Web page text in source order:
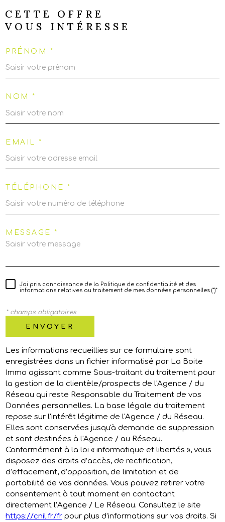
CETTE OFFRE
VOUS INTÉRESSE
PRÉNOM *
NOM *
EMAIL *
TÉLÉPHONE *
MESSAGE *
J'ai pris connaissance de la Politique de confidentialité et des
informations relatives au traitement de mes données personnelles (*)*
* champs obligatoires
ENVOYER
Les informations recueillies sur ce formulaire sont
enregistrées dans un fichier informatisé par La Boite
Immo agissant comme Sous-traitant du traitement pour
la gestion de la clientèle/prospects de l'Agence / du
Réseau qui reste Responsable du Traitement de vos
Données personnelles. La base légale du traitement
repose sur l'intérêt légitime de l'Agence / du Réseau.
Elles sont conservées jusqu'à demande de suppression
et sont destinées à l'Agence / au Réseau.
Conformément à la loi « informatique et libertés », vous
disposez des droits d’accès, de rectification,
d’effacement, d’opposition, de limitation et de
portabilité de vos données. Vous pouvez retirer votre
consentement à tout moment en contactant
directement l’Agence / Le Réseau. Consultez le site
https://cnil.fr/fr pour plus d’informations sur vos droits. Si